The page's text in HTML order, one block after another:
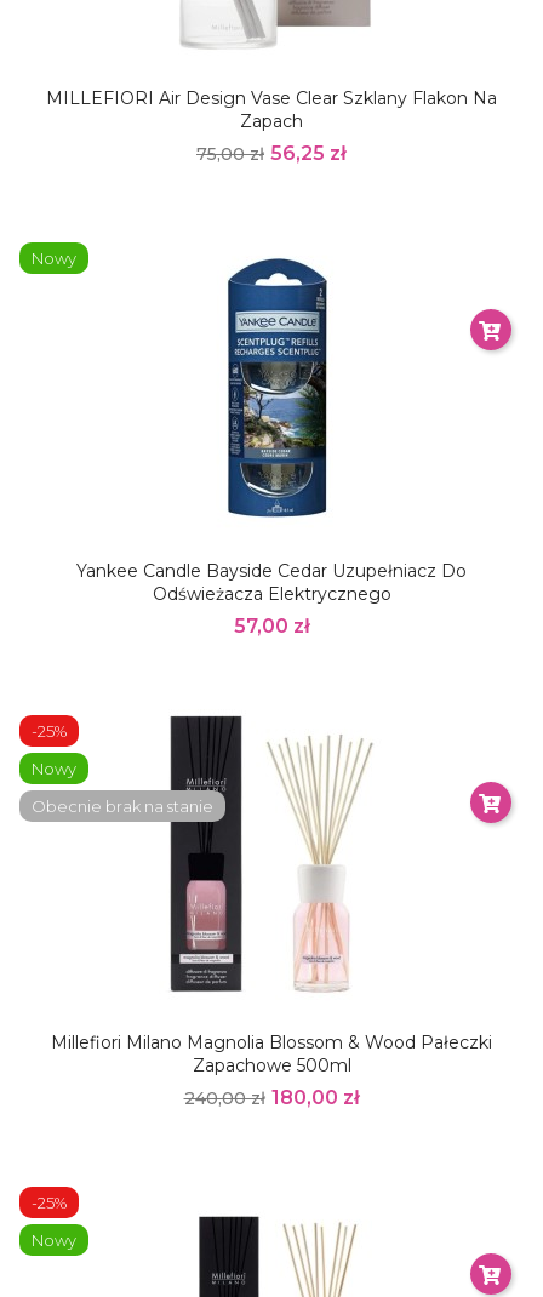
MILLEFIORI Air Design Vase Clear Szklany Flakon Na
Zapach
75,00 zł 56,25 zł
Yankee Candle Bayside Cedar Uzupełniacz Do
Odświeżacza Elektrycznego
57,00 zł
Nowy
Millefiori Milano Magnolia Blossom & Wood Pałeczki
Zapachowe 500ml
240,00 zł 180,00 zł
-25%
Nowy
Obecnie brak na stanie
-25%
Nowy